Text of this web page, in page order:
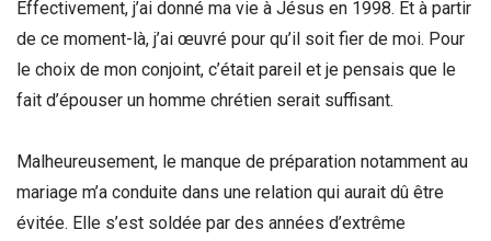
Effectivement, j’ai donné ma vie à Jésus en 1998. Et à partir
de ce moment-là, j’ai œuvré pour qu’il soit fier de moi. Pour
le choix de mon conjoint, c’était pareil et je pensais que le
fait d’épouser un homme chrétien serait suffisant.
Malheureusement, le manque de préparation notamment au
mariage m’a conduite dans une relation qui aurait dû être
évitée. Elle s’est soldée par des années d’extrême